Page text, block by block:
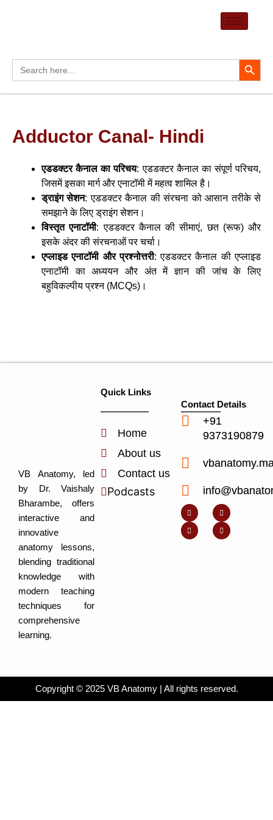
Search
for:
Search Button
Adductor Canal- Hindi
एडडक्टर कैनाल का परिचय: एडडक्टर कैनाल का संपूर्ण परिचय,
जिसमें इसका मार्ग और एनाटॉमी में महत्व शामिल है।
ड्राइंग सेशन: एडडक्टर कैनाल की संरचना को आसान तरीके से
समझाने के लिए ड्राइंग सेशन।
विस्तृत एनाटॉमी: एडडक्टर कैनाल की सीमाएं, छत (रूफ) और
इसके अंदर की संरचनाओं पर चर्चा।
एप्लाइड एनाटॉमी और प्रश्नोत्तरी: एडडक्टर कैनाल की एप्लाइड
एनाटॉमी का अध्ययन और अंत में ज्ञान की जांच के लिए
बहुविकल्पीय प्रश्न (MCQs)।
VB Anatomy, led
by Dr. Vaishaly
Bharambe, offers
interactive and
innovative
anatomy lessons,
blending traditional
knowledge with
modern teaching
techniques for
comprehensive
learning.
Quick Links
Home
About us
Contact us
Podcasts
Contact Details
+91
9373190879
o
u
t
u
b
i
n
k
e
d
n
s
t
a
g
c
o
n
-
f
Copyright © 2025 VB Anatomy | All rights reserved.